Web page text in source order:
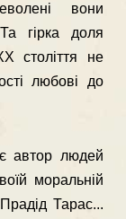
вони
гірка доля
століття не
любові до
автор людей
моральній
Тарас...